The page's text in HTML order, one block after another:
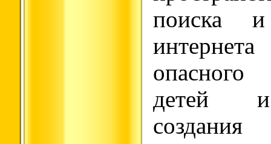
поиска
детей и